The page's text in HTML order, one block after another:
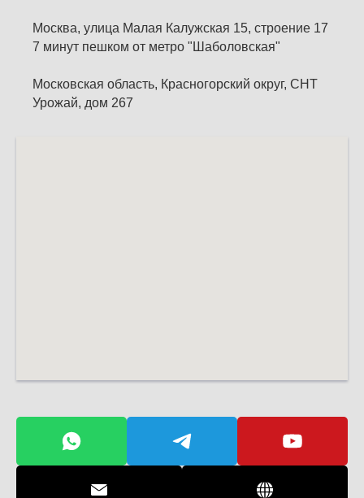
Москва, улица Малая Калужская 15, строение 17
7 минут пешком от метро "Шаболовская"
Московская область, Красногорский округ, СНТ
Урожай, дом 267